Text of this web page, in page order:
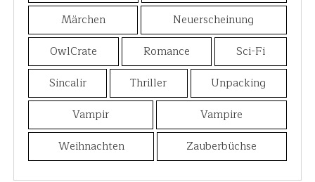
Märchen
Neuerscheinung
OwlCrate
Romance
Sci-Fi
Sincalir
Thriller
Unpacking
Vampir
Vampire
Weihnachten
Zauberbüchse